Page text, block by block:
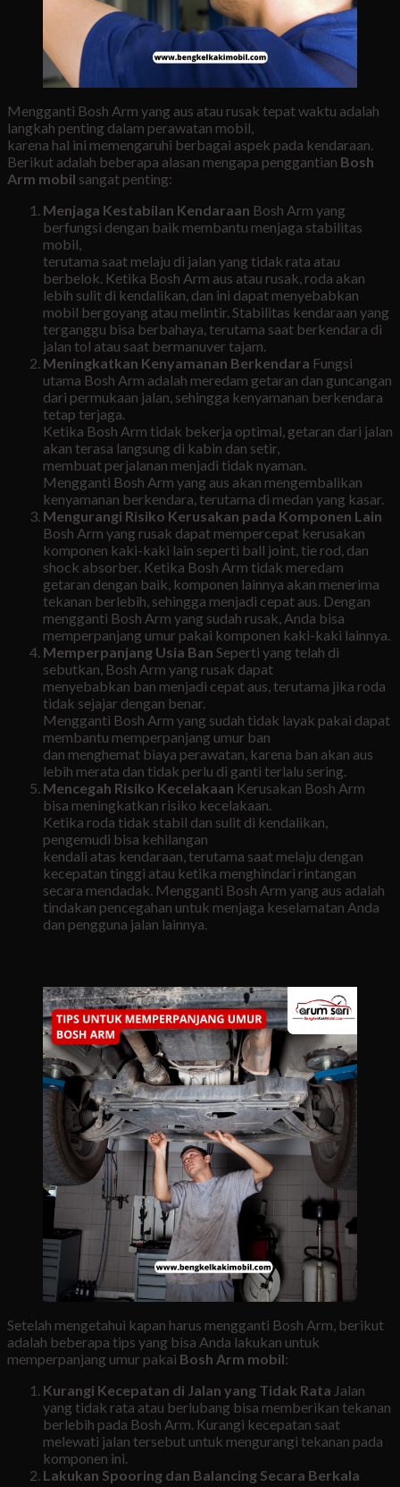
Mengganti Bosh Arm yang aus atau rusak tepat waktu adalah
langkah penting dalam perawatan mobil,
karena hal ini memengaruhi berbagai aspek pada kendaraan.
Berikut adalah beberapa alasan mengapa penggantian Bosh
Arm mobil sangat penting:
Menjaga Kestabilan Kendaraan Bosh Arm yang
berfungsi dengan baik membantu menjaga stabilitas
mobil,
terutama saat melaju di jalan yang tidak rata atau
berbelok. Ketika Bosh Arm aus atau rusak, roda akan
lebih sulit di kendalikan, dan ini dapat menyebabkan
mobil bergoyang atau melintir. Stabilitas kendaraan yang
terganggu bisa berbahaya, terutama saat berkendara di
jalan tol atau saat bermanuver tajam.
Meningkatkan Kenyamanan Berkendara Fungsi
utama Bosh Arm adalah meredam getaran dan guncangan
dari permukaan jalan, sehingga kenyamanan berkendara
tetap terjaga.
Ketika Bosh Arm tidak bekerja optimal, getaran dari jalan
akan terasa langsung di kabin dan setir,
membuat perjalanan menjadi tidak nyaman.
Mengganti Bosh Arm yang aus akan mengembalikan
kenyamanan berkendara, terutama di medan yang kasar.
Mengurangi Risiko Kerusakan pada Komponen Lain
Bosh Arm yang rusak dapat mempercepat kerusakan
komponen kaki-kaki lain seperti ball joint, tie rod, dan
shock absorber. Ketika Bosh Arm tidak meredam
getaran dengan baik, komponen lainnya akan menerima
tekanan berlebih, sehingga menjadi cepat aus. Dengan
mengganti Bosh Arm yang sudah rusak, Anda bisa
memperpanjang umur pakai komponen kaki-kaki lainnya.
Memperpanjang Usia Ban Seperti yang telah di
sebutkan, Bosh Arm yang rusak dapat
menyebabkan ban menjadi cepat aus, terutama jika roda
tidak sejajar dengan benar.
Mengganti Bosh Arm yang sudah tidak layak pakai dapat
membantu memperpanjang umur ban
dan menghemat biaya perawatan, karena ban akan aus
lebih merata dan tidak perlu di ganti terlalu sering.
Mencegah Risiko Kecelakaan Kerusakan Bosh Arm
bisa meningkatkan risiko kecelakaan.
Ketika roda tidak stabil dan sulit di kendalikan,
pengemudi bisa kehilangan
kendali atas kendaraan, terutama saat melaju dengan
kecepatan tinggi atau ketika menghindari rintangan
secara mendadak. Mengganti Bosh Arm yang aus adalah
tindakan pencegahan untuk menjaga keselamatan Anda
dan pengguna jalan lainnya.
Setelah mengetahui kapan harus mengganti Bosh Arm, berikut
adalah beberapa tips yang bisa Anda lakukan untuk
memperpanjang umur pakai Bosh Arm mobil:
Kurangi Kecepatan di Jalan yang Tidak Rata Jalan
yang tidak rata atau berlubang bisa memberikan tekanan
berlebih pada Bosh Arm. Kurangi kecepatan saat
melewati jalan tersebut untuk mengurangi tekanan pada
komponen ini.
Lakukan Spooring dan Balancing Secara Berkala